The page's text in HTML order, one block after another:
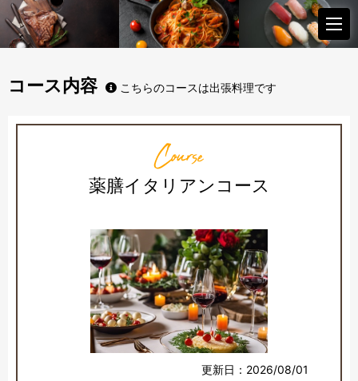
コース内容 こちらのコースは出張料理です
Course
薬膳イタリアンコース
更新日：2026/08/01